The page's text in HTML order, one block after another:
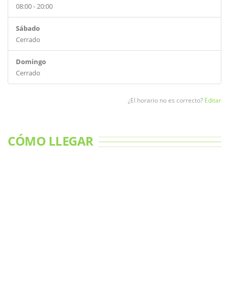
08:00 - 20:00
Sábado
Cerrado
Domingo
Cerrado
¿El horario no es correcto? Editar
CÓMO LLEGAR